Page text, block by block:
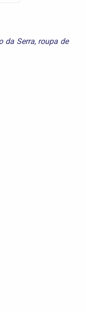
da Serra, roupa de